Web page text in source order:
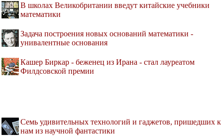
В школах Великобритании введут китайские учебники
математики
Задача построения новых оснований математики -
унивалентные основания
Кашер Биркар - беженец из Ирана - стал лауреатом
Филдсовской премии
Семь удивительных технологий и гаджетов, пришедших к
нам из научной фантастики